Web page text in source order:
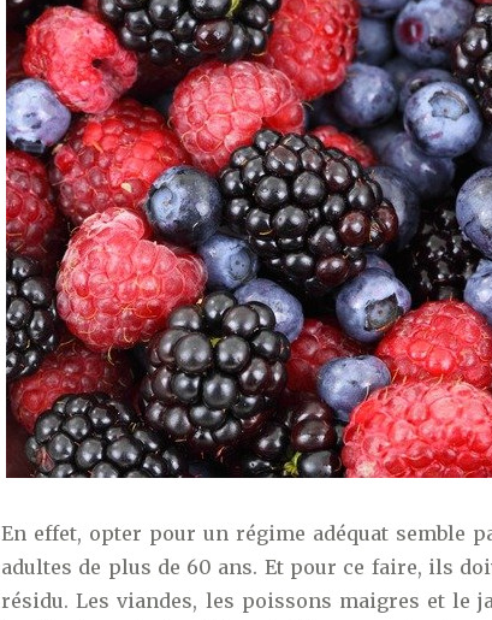
En effet, opter pour un régime adéquat semble
adultes de plus de 60 ans. Et pour ce faire, ils
résidu. Les viandes, les poissons maigres et le